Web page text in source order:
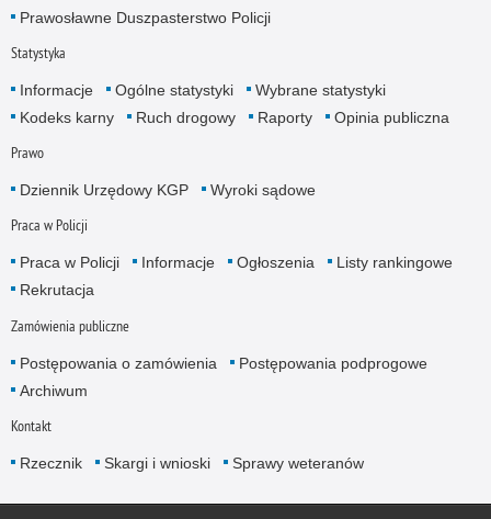
Prawosławne Duszpasterstwo Policji
Statystyka
Informacje Ogólne statystyki
Wybrane statystyki
Kodeks karny
Ruch drogowy Raporty Opinia publiczna
Prawo
Dziennik Urzędowy KGP Wyroki sądowe
Praca w Policji
Praca w Policji Informacje Ogłoszenia
Listy rankingowe
Rekrutacja
Zamówienia publiczne
Postępowania o zamówienia
Postępowania podprogowe
Archiwum
Kontakt
Rzecznik Skargi i wnioski Sprawy weteranów